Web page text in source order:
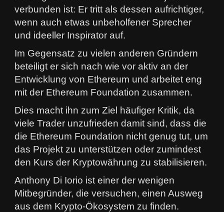
verbunden ist: Er tritt als dessen aufrichtiger,
wenn auch etwas unbeholfener Sprecher
und ideeller Inspirator auf.
Im Gegensatz zu vielen anderen Gründern
beteiligt er sich nach wie vor aktiv an der
Entwicklung von Ethereum und arbeitet eng
mit der Ethereum Foundation zusammen.
Dies macht ihn zum Ziel häufiger Kritik, da
viele Trader unzufrieden damit sind, dass die
die Ethereum Foundation nicht genug tut, um
das Projekt zu unterstützen oder zumindest
den Kurs der Kryptowährung zu stabilisieren.
Anthony Di Iorio ist einer der wenigen
Mitbegründer, die versuchen, einen Ausweg
aus dem Krypto-Ökosystem zu finden.